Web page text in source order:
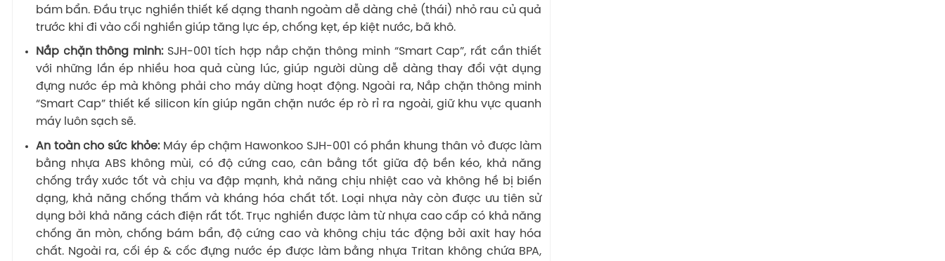
bám bẩn. Đầu trục nghiền thiết kế dạng thanh ngoàm dễ dàng chẻ (thái) nhỏ rau củ quả
trước khi đi vào cối nghiền giúp tăng lực ép, chống kẹt, ép kiệt nước, bã khô.
Nắp chặn thông minh:SJH-001 tích hợp nắp chặn thông minh “Smart Cap”, rất cần thiết
với những lần ép nhiều hoa quả cùng lúc, giúp người dùng dễ dàng thay đổi vật dụng
đựng nước ép mà không phải cho máy dừng hoạt động. Ngoài ra, Nắp chặn thông minh
“Smart Cap” thiết kế silicon kín giúp ngăn chặn nước ép rò rỉ ra ngoài, giữ khu vực quanh
máy luôn sạch sẽ.
An toàn cho sức khỏe:Máy ép chậm Hawonkoo SJH-001 có phần khung thân vỏ được làm
bằng nhựa ABS không mùi, có độ cứng cao, cân bằng tốt giữa độ bền kéo, khả năng
chống trầy xước tốt và chịu va đập mạnh, khả năng chịu nhiệt cao và không hề bị biến
dạng, khả năng chống thấm và kháng hóa chất tốt. Loại nhựa này còn được ưu tiên sử
dụng bởi khả năng cách điện rất tốt. Trục nghiền được làm từ nhựa cao cấp có khả năng
chống ăn mòn, chống bám bẩn, độ cứng cao và không chịu tác động bởi axit hay hóa
chất. Ngoài ra, cối ép & cốc đựng nước ép được làm bằng nhựa Tritan không chứa BPA,